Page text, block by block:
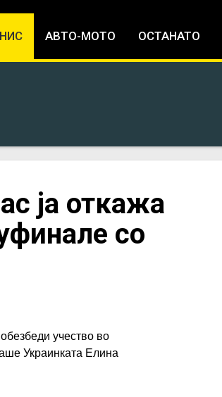
АВТО-МОТО ОСТАНАТО
ја откажа
со
учество во
Украинката Елина